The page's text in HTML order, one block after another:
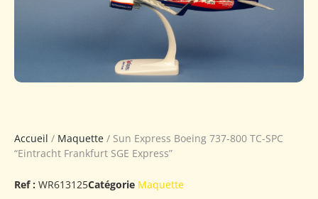
Accueil / Maquette / Sun Express Boeing 737-800 TC-SPC
“Eintracht Frankfurt SGE Express”
Ref : WR613125Catégorie Maquette